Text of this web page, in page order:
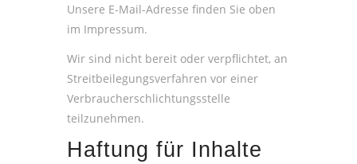
Unsere E-Mail-Adresse finden Sie oben
im Impressum.
Wir sind nicht bereit oder verpflichtet, an
Streitbeilegungsverfahren vor einer
Verbraucherschlichtungsstelle
teilzunehmen.
Haftung für Inhalte